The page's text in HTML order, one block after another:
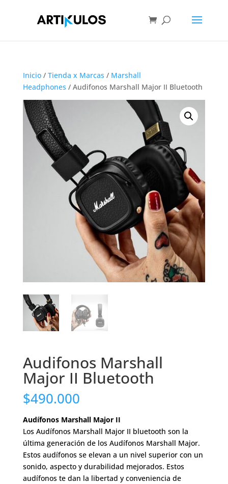
Inicio/ Tienda x Marcas / Marshall
Headphones / Audifonos Marshall Major II Bluetooth
Audifonos Marshall
Major II Bluetooth
$490.000
Audífonos Marshall Major II
Los Audífonos Marshall Major II bluetooth son la
última generación de los Audífonos Marshall Major.
Estos audífonos se elevan a un nivel superior con un
sonido, aspecto y durabilidad mejorados. Estos
audífonos te dan la libertad y conveniencia de